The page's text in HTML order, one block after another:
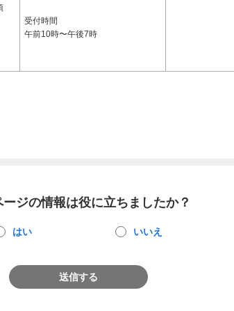
受付時間
午前10時〜午後7時
ージの情報は役に立ちましたか？
はい いいえ
送信する